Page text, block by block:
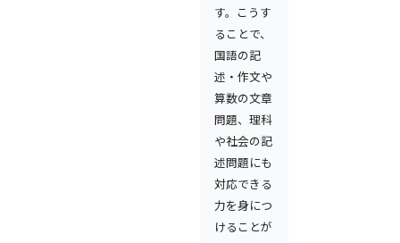
す。こうす
ることで、
国語の記
述・作文や
算数の文章
問題、理科
や社会の記
述問題にも
対応できる
力を身につ
けることが